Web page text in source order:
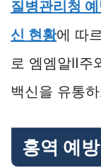
질병관리청
신 현황에 따
로 엠엠알Ⅱ주
백신을 유통
홍역 예